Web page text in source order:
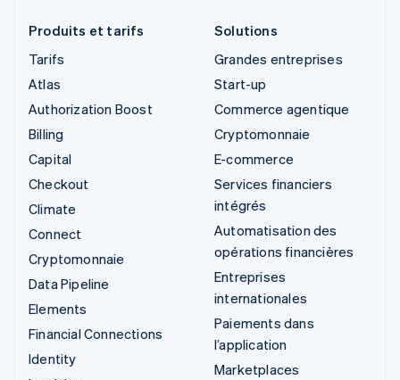
Produits et tarifs
Tarifs
Atlas
Authorization Boost
Billing
Capital
Checkout
Climate
Connect
Cryptomonnaie
Data Pipeline
Elements
Financial Connections
Identity
Solutions
Grandes entreprises
Start-up
Commerce agentique
Cryptomonnaie
E-commerce
Services financiers
intégrés
Automatisation des
opérations financières
Entreprises
internationales
Paiements dans
l’application
Marketplaces